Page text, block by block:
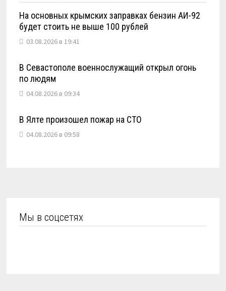
На основных крымских заправках бензин АИ-92
будет стоить не выше 100 рублей
03.08.2026 в 19:41
В Севастополе военнослужащий открыл огонь
по людям
04.08.2026 в 09:34
В Ялте произошел пожар на СТО
04.08.2026 в 09:58
Мы в соцсетях